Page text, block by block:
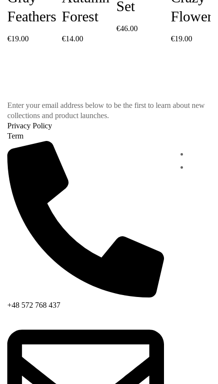
Feathers
€19.00
Forest
€14.00
Set
€46.00
Flowers
€19.00
Enter your email address below to be the first to learn about new
collections and product launches.
Privacy Policy
Term
+48 572 768 437